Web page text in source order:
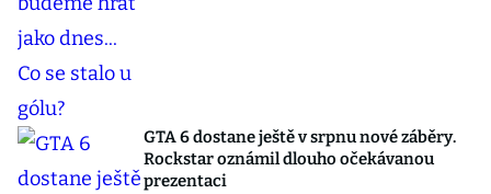
GTA 6 dostane ještě v srpnu nové záběry.
Rockstar oznámil dlouho očekávanou
prezentaci